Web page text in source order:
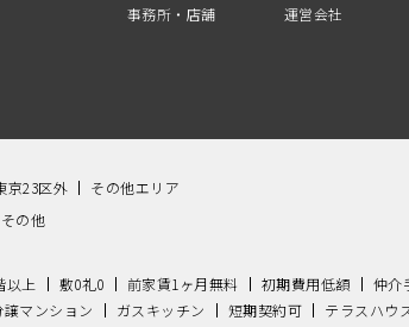
事務所・店舗
運営会社
京23区外
その他エリア
その他
以上 敷0礼0 前家賃1ヶ月無料 初期費用低額
仲介
譲マンション ガスキッチン 短期契約可 テラスハウ